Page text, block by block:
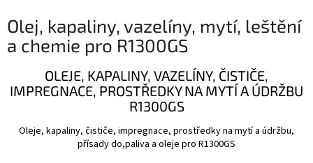
Olej, kapaliny, vazelíny, mytí, leštění
a chemie pro R1300GS
OLEJE, KAPALINY, VAZELÍNY, ČISTIČE,
IMPREGNACE, PROSTŘEDKY NA MYTÍ A ÚDRŽBU
R1300GS
Oleje, kapaliny, čističe, impregnace, prostředky na mytí a údržbu,
přísady do,paliva a oleje pro R1300GS